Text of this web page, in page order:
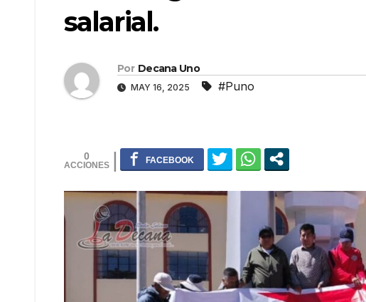
salarial.
Por Decana Uno
MAY 16, 2025 #Puno
0